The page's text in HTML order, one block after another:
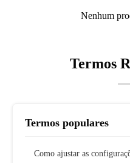
Nenhum
Termos
Termos populares
Como ajustar as